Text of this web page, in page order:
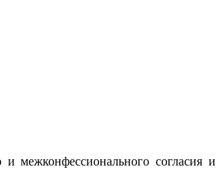
межконфессионального согласия и